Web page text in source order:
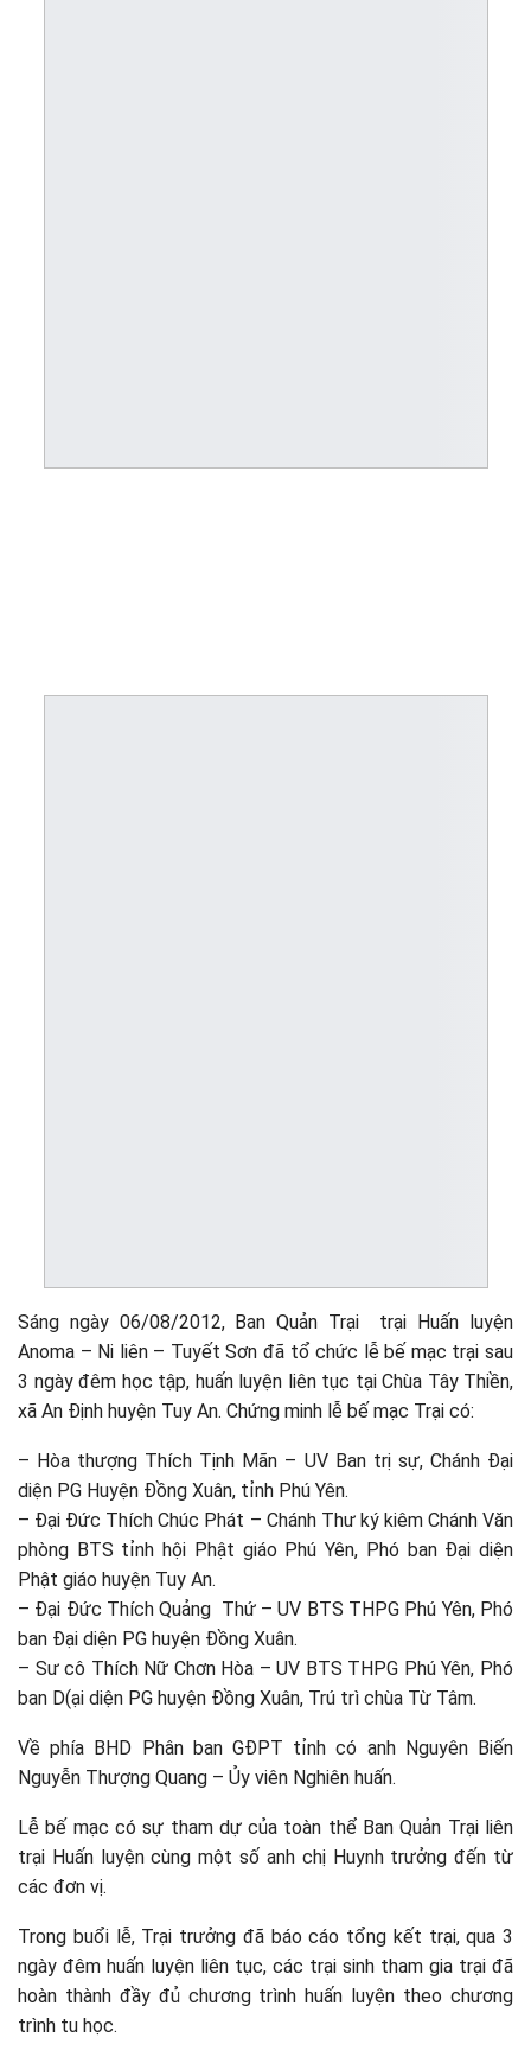
Sáng ngày 06/08/2012, Ban Quản Trại trại Huấn luyện
Anoma – Ni liên – Tuyết Sơn đã tổ chức lễ bế mạc trại sau
3 ngày đêm học tập, huấn luyện liên tục tại Chùa Tây Thiền,
xã An Định huyện Tuy An. Chứng minh lễ bế mạc Trại có:
– Hòa thượng Thích Tịnh Mãn – UV Ban trị sự, Chánh Đại
diện PG Huyện Đồng Xuân, tỉnh Phú Yên.
– Đại Đức Thích Chúc Phát – Chánh Thư ký kiêm Chánh Văn
phòng BTS tỉnh hội Phật giáo Phú Yên, Phó ban Đại diện
Phật giáo huyện Tuy An.
– Đại Đức Thích Quảng Thứ – UV BTS THPG Phú Yên, Phó
ban Đại diện PG huyện Đồng Xuân.
– Sư cô Thích Nữ Chơn Hòa – UV BTS THPG Phú Yên, Phó
ban D(ại diện PG huyện Đồng Xuân, Trú trì chùa Từ Tâm.
Về phía BHD Phân ban GĐPT tỉnh có anh Nguyên Biến
Nguyễn Thượng Quang – Ủy viên Nghiên huấn.
Lễ bế mạc có sự tham dự của toàn thể Ban Quản Trại liên
trại Huấn luyện cùng một số anh chị Huynh trưởng đến từ
các đơn vị.
Trong buổi lễ, Trại trưởng đã báo cáo tổng kết trại, qua 3
ngày đêm huấn luyện liên tục, các trại sinh tham gia trại đã
hoàn thành đầy đủ chương trình huấn luyện theo chương
trình tu học.